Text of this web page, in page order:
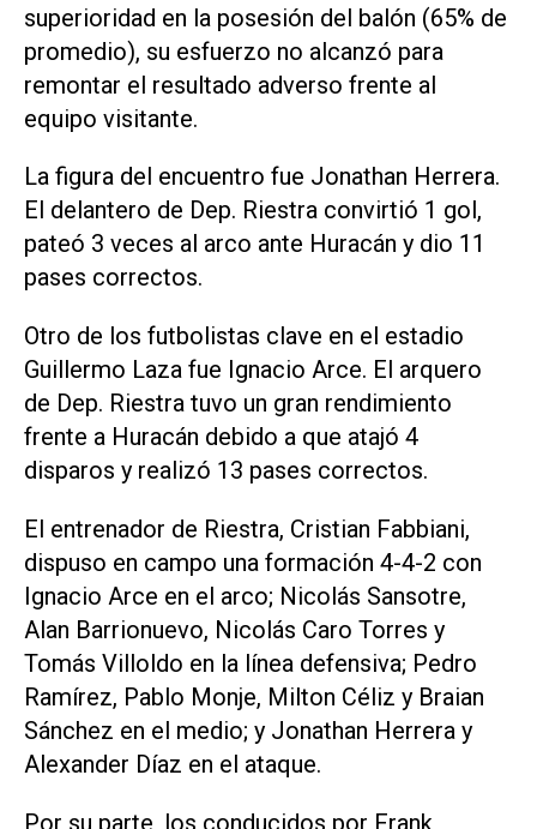
superioridad en la posesión del balón (65% de
promedio), su esfuerzo no alcanzó para
remontar el resultado adverso frente al
equipo visitante.
La figura del encuentro fue Jonathan Herrera.
El delantero de Dep. Riestra convirtió 1 gol,
pateó 3 veces al arco ante Huracán y dio 11
pases correctos.
Otro de los futbolistas clave en el estadio
Guillermo Laza fue Ignacio Arce. El arquero
de Dep. Riestra tuvo un gran rendimiento
frente a Huracán debido a que atajó 4
disparos y realizó 13 pases correctos.
El entrenador de Riestra, Cristian Fabbiani,
dispuso en campo una formación 4-4-2 con
Ignacio Arce en el arco; Nicolás Sansotre,
Alan Barrionuevo, Nicolás Caro Torres y
Tomás Villoldo en la línea defensiva; Pedro
Ramírez, Pablo Monje, Milton Céliz y Braian
Sánchez en el medio; y Jonathan Herrera y
Alexander Díaz en el ataque.
Por su parte, los conducidos por Frank